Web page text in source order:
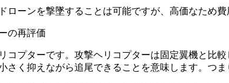
ーンを撃墜することは可能ですが、高価なため費
の再評価
プターです。攻撃ヘリコプターは固定翼機と比
さく抑えながら追尾できることを意味します。つ